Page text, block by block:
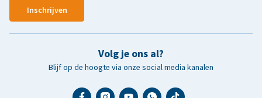
Inschrijven
Volg je ons al?
Blijf op de hoogte via onze social media kanalen